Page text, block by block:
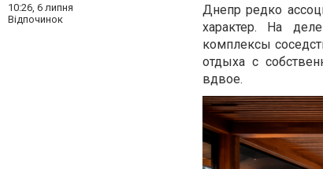
10:26, 6 липня
Відпочинок
Днепр редко
характер. На
комплексы
отдыха с
вдвое.